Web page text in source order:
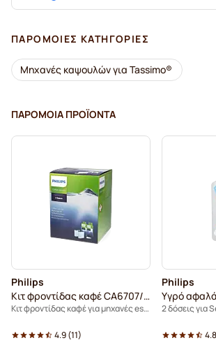
ΠΑΡΌΜΟΙΕΣ ΚΑΤΗΓΟΡΊΕΣ
Μηχανές καψουλών για Tassimo®
ΠΑΡΌΜΟΙΑ ΠΡΟΪΌΝΤΑ
Philips
Κιτ φροντίδας καφέ CA6707/10
Κιτ φροντίδας καφέ για μηχανές espresso
4.9(11)
Philips
Υγρό
2 δόσεις για
4.8